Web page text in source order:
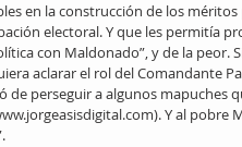
en la construcción de los
electoral. Y que les permitía
con Maldonado”, y de la peor.
aclarar el rol del Comandante
de perseguir a algunos mapuches
Y al pobre